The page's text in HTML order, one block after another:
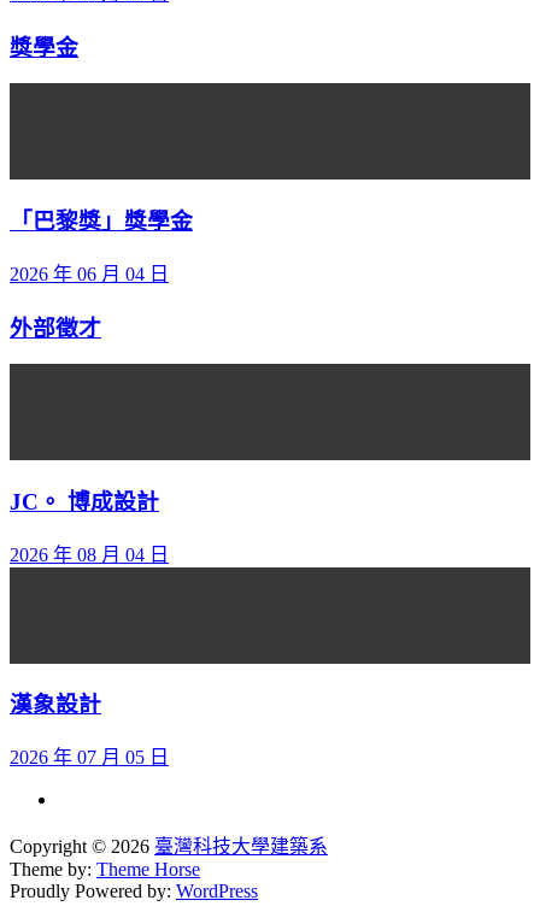
獎學金
「巴黎獎」獎學金
2026 年 06 月 04 日
外部徵才
JC。 博成設計
2026 年 08 月 04 日
漢象設計
2026 年 07 月 05 日
Copyright © 2026 臺灣科技大學建築系
Theme by: Theme Horse
Proudly Powered by: WordPress